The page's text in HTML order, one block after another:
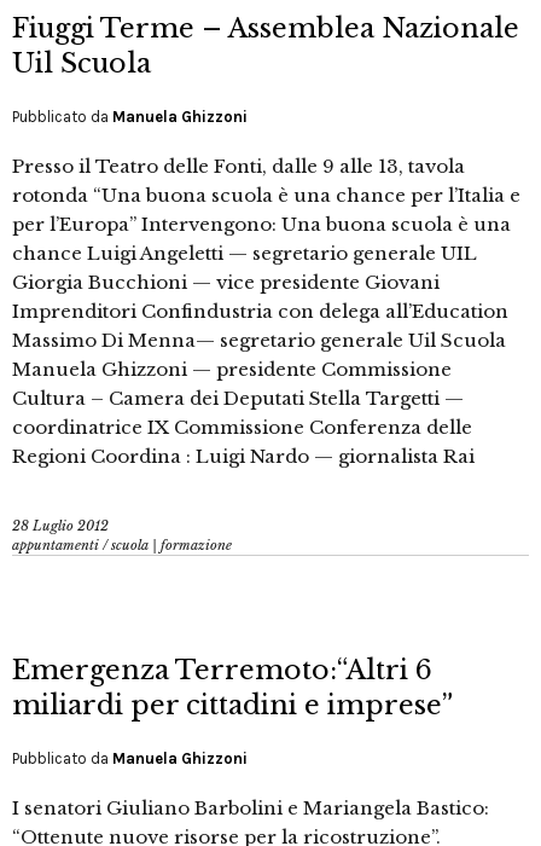
Fiuggi Terme – Assemblea Nazionale
Uil Scuola
Pubblicato da Manuela Ghizzoni
Presso il Teatro delle Fonti, dalle 9 alle 13, tavola
rotonda “Una buona scuola è una chance per l’Italia e
per l’Europa” Intervengono: Una buona scuola è una
chance Luigi Angeletti — segretario generale UIL
Giorgia Bucchioni — vice presidente Giovani
Imprenditori Confindustria con delega all’Education
Massimo Di Menna— segretario generale Uil Scuola
Manuela Ghizzoni — presidente Commissione
Cultura – Camera dei Deputati Stella Targetti —
coordinatrice IX Commissione Conferenza delle
Regioni Coordina : Luigi Nardo — giornalista Rai
28 Luglio 2012
appuntamenti /scuola | formazione
Emergenza Terremoto:“Altri 6
miliardi per cittadini e imprese”
Pubblicato da Manuela Ghizzoni
I senatori Giuliano Barbolini e Mariangela Bastico:
“Ottenute nuove risorse per la ricostruzione”.